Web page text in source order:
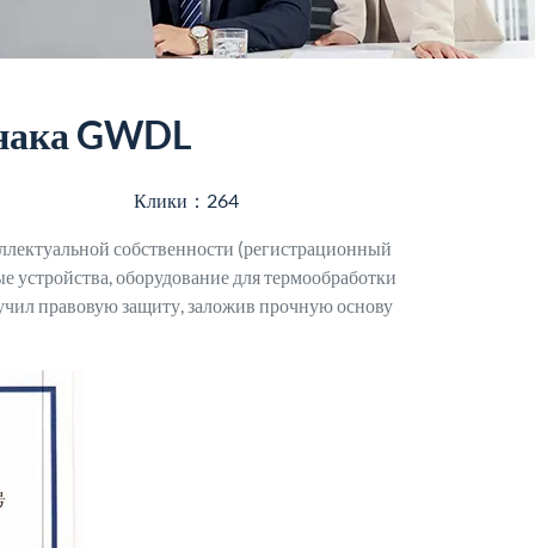
GWDL
Клики：264
собственности (регистрационный
оборудование для термообработки
правовую защиту, заложив прочную основу